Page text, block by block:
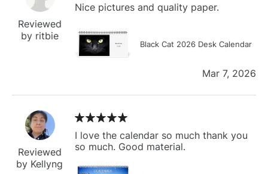
Reviewed
by ritbie
Nice pictures and quality paper.
Black Cat 2026 Desk Calendar
Mar 7, 2026
Reviewed
by Kellyng
I love the calendar so much thank you
so much. Good material.